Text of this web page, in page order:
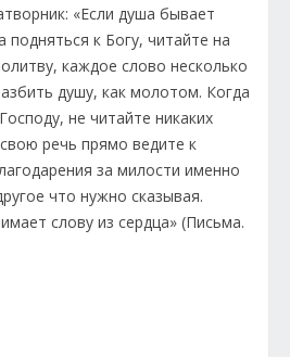
«Если душа бывает
подняться к Богу, читайте на
каждое слово несколько
душу, как молотом. Когда
не читайте никаких
речь прямо ведите к
за милости именно
что нужно сказывая.
слову из сердца» (Письма.